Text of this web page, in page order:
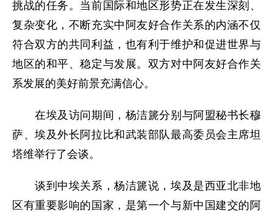
挑战的任务。当前国际和地区形势正在发生深刻、
复杂变化，不断充实中阿友好合作关系的内涵不仅
符合双方的共同利益，也有利于维护和促进世界与
地区的和平、稳定与发展。双方对中阿友好合作关
系发展的美好前景充满信心。
在埃及访问期间，杨洁篪分别与阿盟秘书长穆
萨、埃及外长阿拉比和武装部队最高委员会主席坦
塔维举行了会谈。
谈到中埃关系，杨洁篪说，埃及是西亚北非地
区有重要影响的国家，是第一个与新中国建交的阿